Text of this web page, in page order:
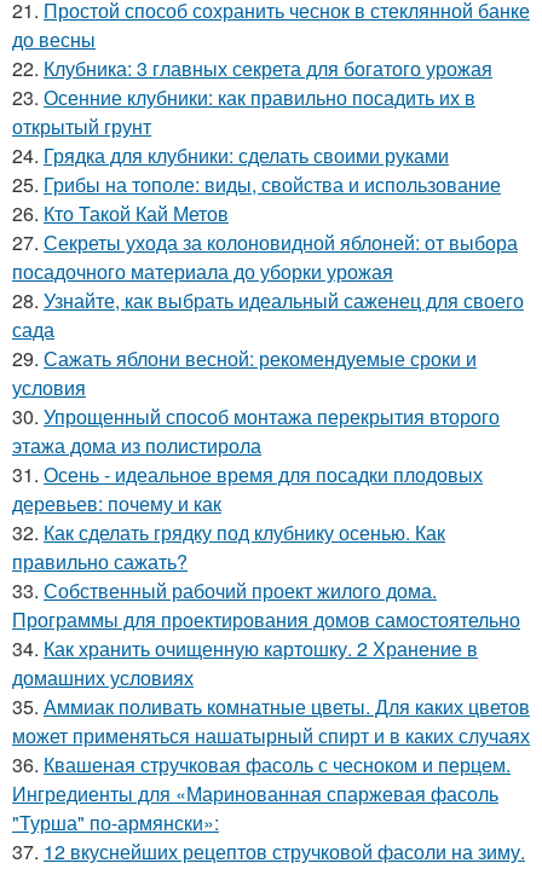
21. Простой способ сохранить чеснок в стеклянной банке
до весны
22. Клубника: 3 главных секрета для богатого урожая
23. Осенние клубники: как правильно посадить их в
открытый грунт
24. Грядка для клубники: сделать своими руками
25. Грибы на тополе: виды, свойства и использование
26. Кто Такой Кай Метов
27. Секреты ухода за колоновидной яблоней: от выбора
посадочного материала до уборки урожая
28. Узнайте, как выбрать идеальный саженец для своего
сада
29. Сажать яблони весной: рекомендуемые сроки и
условия
30. Упрощенный способ монтажа перекрытия второго
этажа дома из полистирола
31. Осень - идеальное время для посадки плодовых
деревьев: почему и как
32. Как сделать грядку под клубнику осенью. Как
правильно сажать?
33. Собственный рабочий проект жилого дома.
Программы для проектирования домов самостоятельно
34. Как хранить очищенную картошку. 2 Хранение в
домашних условиях
35. Аммиак поливать комнатные цветы. Для каких цветов
может применяться нашатырный спирт и в каких случаях
36. Квашеная стручковая фасоль с чесноком и перцем.
Ингредиенты для «Маринованная спаржевая фасоль
"Турша" по-армянски»:
37. 12 вкуснейших рецептов стручковой фасоли на зиму.